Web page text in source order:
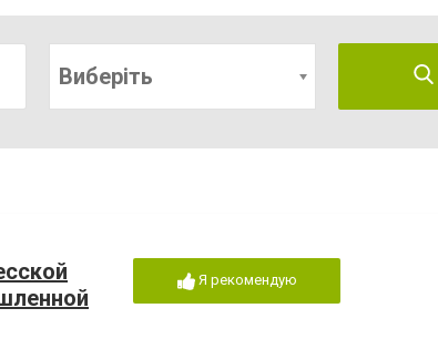
Виберіть
Я рекомендую